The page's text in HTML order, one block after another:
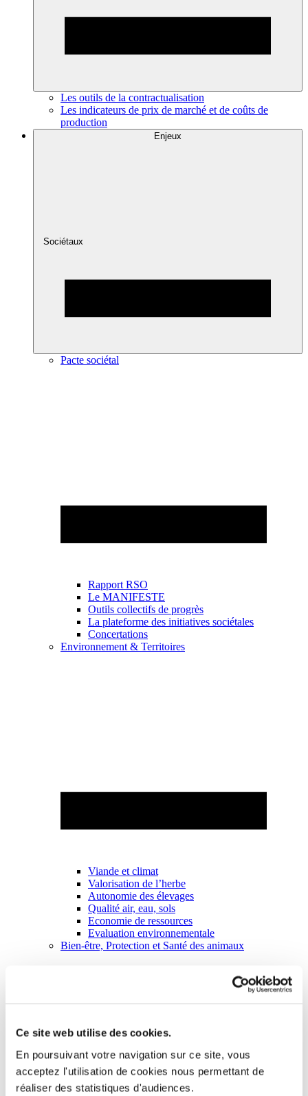
Ce site web utilise des cookies.
En poursuivant votre navigation sur ce site, vous
acceptez l'utilisation de cookies nous permettant de
réaliser des statistiques d'audiences.
Les outils de la contractualisation
Les indicateurs de prix de marché et de coûts de
production
Enjeux
Sociétaux
Pacte sociétal
Rapport RSO
Le MANIFESTE
Outils collectifs de progrès
La plateforme des initiatives sociétales
Concertations
Environnement & Territoires
Viande et climat
Valorisation de l’herbe
Autonomie des élevages
Qualité air, eau, sols
Economie de ressources
Evaluation environnementale
Bien-être, Protection et Santé des animaux